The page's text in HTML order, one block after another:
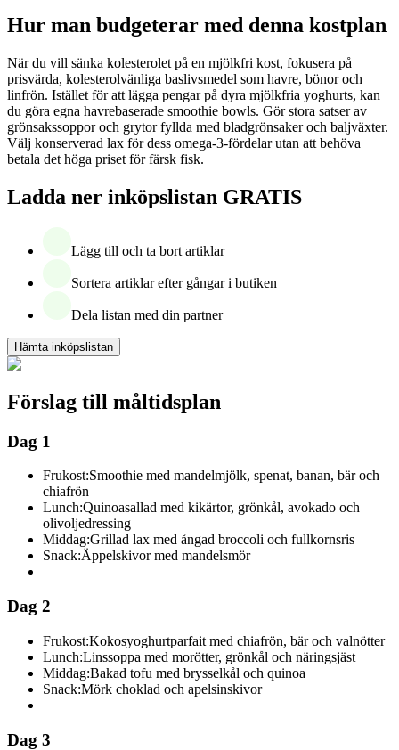
Hur man budgeterar med denna kostplan
När du vill sänka kolesterolet på en mjölkfri kost, fokusera på
prisvärda, kolesterolvänliga baslivsmedel som havre, bönor och
linfrön. Istället för att lägga pengar på dyra mjölkfria yoghurts, kan
du göra egna havrebaserade smoothie bowls. Gör stora satser av
grönsakssoppor och grytor fyllda med bladgrönsaker och baljväxter.
Välj konserverad lax för dess omega-3-fördelar utan att behöva
betala det höga priset för färsk fisk.
Ladda ner inköpslistan GRATIS
Lägg till och ta bort artiklar
Sortera artiklar efter gångar i butiken
Dela listan med din partner
Hämta inköpslistan
Förslag till måltidsplan
Dag 1
Frukost:Smoothie med mandelmjölk, spenat, banan, bär och
chiafrön
Lunch:Quinoasallad med kikärtor, grönkål, avokado och
olivoljedressing
Middag:Grillad lax med ångad broccoli och fullkornsris
Snack:Äppelskivor med mandelsmör
Dag 2
Frukost:Kokosyoghurtparfait med chiafrön, bär och valnötter
Lunch:Linssoppa med morötter, grönkål och näringsjäst
Middag:Bakad tofu med brysselkål och quinoa
Snack:Mörk choklad och apelsinskivor
Dag 3